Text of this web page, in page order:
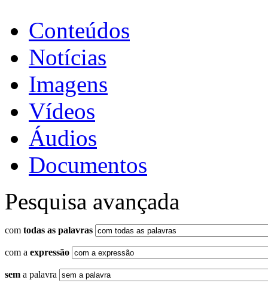
Conteúdos
Notícias
Imagens
Vídeos
Áudios
Documentos
Pesquisa avançada
com todas as palavras
com a expressão
sem a palavra